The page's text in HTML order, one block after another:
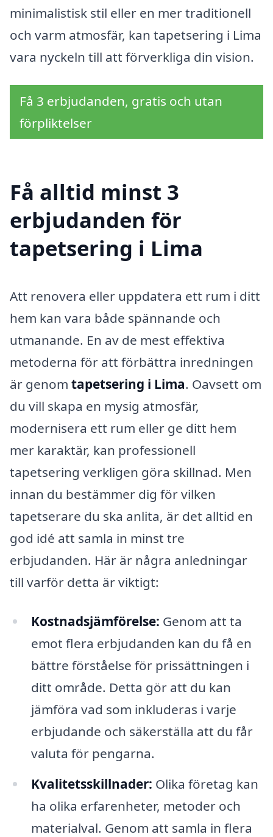
minimalistisk stil eller en mer traditionell
och varm atmosfär, kan tapetsering i Lima
vara nyckeln till att förverkliga din vision.
Få 3 erbjudanden, gratis och utan
förpliktelser
Få alltid minst 3
erbjudanden för
tapetsering i Lima
Att renovera eller uppdatera ett rum i ditt
hem kan vara både spännande och
utmanande. En av de mest effektiva
metoderna för att förbättra inredningen
är genom tapetsering i Lima. Oavsett om
du vill skapa en mysig atmosfär,
modernisera ett rum eller ge ditt hem
mer karaktär, kan professionell
tapetsering verkligen göra skillnad. Men
innan du bestämmer dig för vilken
tapetserare du ska anlita, är det alltid en
god idé att samla in minst tre
erbjudanden. Här är några anledningar
till varför detta är viktigt:
Kostnadsjämförelse: Genom att ta
emot flera erbjudanden kan du få en
bättre förståelse för prissättningen i
ditt område. Detta gör att du kan
jämföra vad som inkluderas i varje
erbjudande och säkerställa att du får
valuta för pengarna.
Kvalitetsskillnader: Olika företag kan
ha olika erfarenheter, metoder och
materialval. Genom att samla in flera